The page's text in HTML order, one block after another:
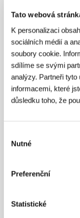
Tato webová
K personalizaci
sociálních médií a
soubory cookie.
sdílíme se svými
analýzy. Partneři
informacemi, které
důsledku toho, že
souhlasu
Nutné
Preferenční
Statistické
věnovala
Akademii